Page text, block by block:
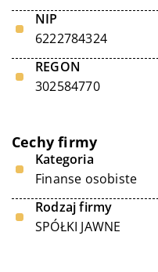
NIP
6222784324
REGON
302584770
Cechy firmy
Kategoria
Finanse osobiste
Rodzaj firmy
SPÓŁKI JAWNE